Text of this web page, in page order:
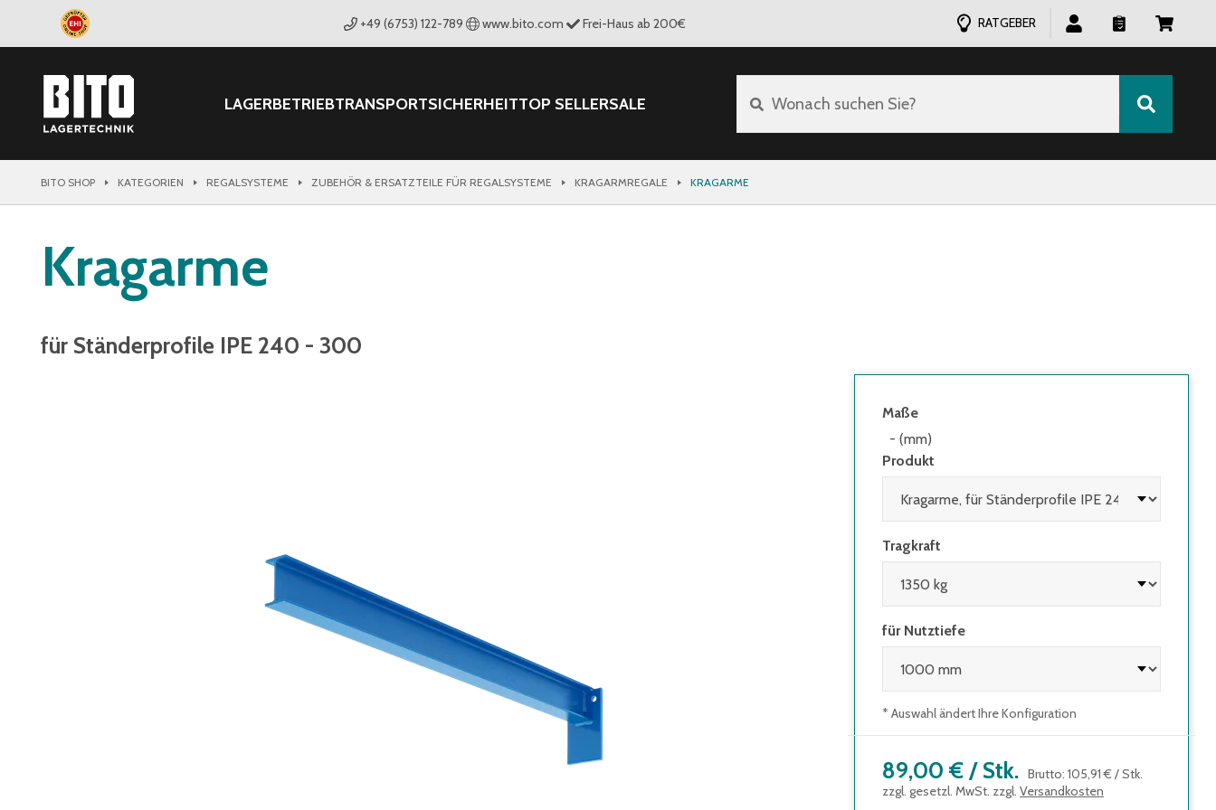
+49 (6753) 122-789 www.bito.com Frei-Haus ab 200€ RATGEBER
LAGERBETRIEBTRANSPORTSICHERHEITTOP SELLERSALE Wonach suchen Sie?
BITO SHOP KATEGORIEN REGALSYSTEME ZUBEHÖR & ERSATZTEILE FÜR REGALSYSTEME KRAGARMREGALE KRAGARME
Kragarme
für Ständerprofile IPE 240 - 300
Maße
- (mm)
Produkt
Tragkraft
für Nutztiefe
* Auswahl ändert Ihre Konfiguration
89,00 € / Stk. Brutto: 105,91 € /Stk.
zzgl. gesetzl. MwSt. zzgl. Versandkosten